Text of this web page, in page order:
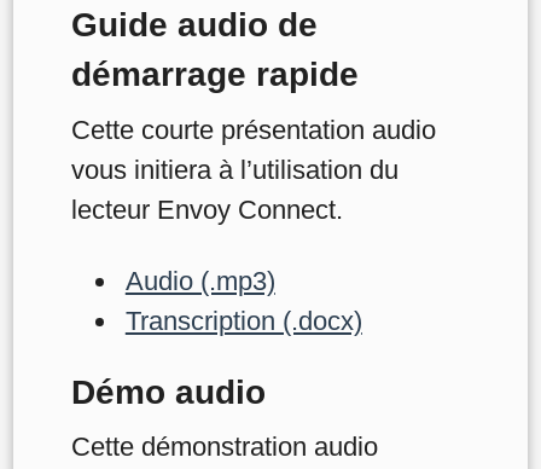
Guide audio de
démarrage rapide
Cette courte présentation audio
vous initiera à l’utilisation du
lecteur Envoy Connect.
Audio (.mp3)
Transcription (.docx)
Démo audio
Cette démonstration audio